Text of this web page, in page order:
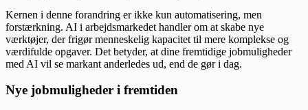
Kernen i denne forandring er ikke kun automatisering, men
forstærkning. AI i arbejdsmarkedet handler om at skabe nye
værktøjer, der frigør menneskelig kapacitet til mere komplekse og
værdifulde opgaver. Det betyder, at dine fremtidige jobmuligheder
med AI vil se markant anderledes ud, end de gør i dag.
Nye jobmuligheder i fremtiden